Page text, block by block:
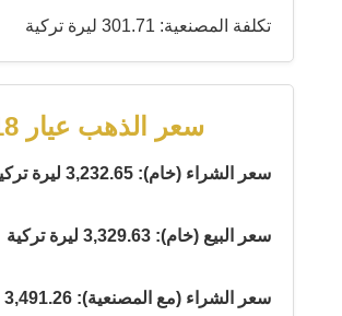
تكلفة المصنعية: 301.71 ليرة تركية
سعر الذهب عيار 18
سعر الشراء (خام): 3,232.65 ليرة تركية
سعر البيع (خام): 3,329.63 ليرة تركية
سعر الشراء (مع المصنعية): 3,491.26 ليرة تركية